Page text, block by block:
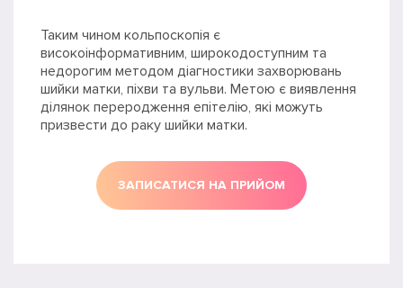
Таким чином кольпоскопія є
високоінформативним, широкодоступним та
недорогим методом діагностики захворювань
шийки матки, піхви та вульви. Метою є виявлення
ділянок переродження епітелію, які можуть
призвести до раку шийки матки.
ЗАПИСАТИСЯ НА ПРИЙОМ